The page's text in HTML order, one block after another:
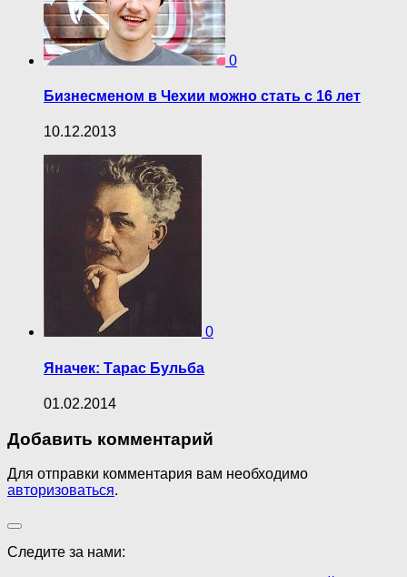
0
Бизнесменом в Чехии можно стать с 16 лет
10.12.2013
0
Яначек: Тарас Бульба
01.02.2014
Добавить комментарий
Для отправки комментария вам необходимо
авторизоваться.
Следите за нами: